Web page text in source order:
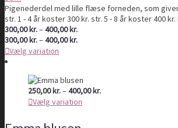
Pigenederdel med lille flæse forneden, som
str. 1 - 4 år koster 300 kr. str. 5 - 8 år koster 400
300,00kr.–400,00kr.Prisinterval:
300,00 kr.
300,00kr.–400,00kr.Prisinterval:
Vælg variation
250,00kr.–400,00kr.Prisinterval:
Vælg variation